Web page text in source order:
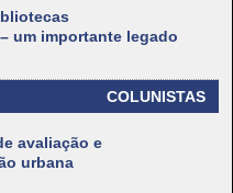
um importante legado
COLUNISTAS
avaliação e
urbana